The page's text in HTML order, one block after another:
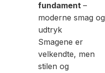
fundament –
moderne smag og
udtryk
Smagene er
velkendte, men
stilen og